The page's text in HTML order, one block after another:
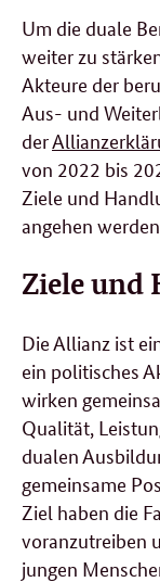
Um die duale
weiter zu
Akteure der
Aus- und
der
von 2022 bis
Ziele und
angehen
Zieleund
Die Allianz ist
ein politisches
wirken
Qualität,
dualen
gemeinsame
Ziel haben die
voranzutreiben
jungen